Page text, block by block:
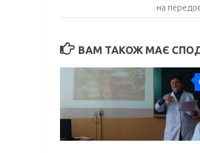
на
ВАМ ТАКОЖ МАЄ